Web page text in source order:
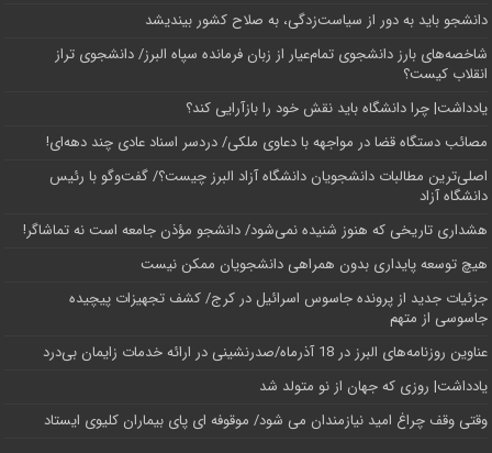
دانشجو باید به دور از سیاست‌زدگی، به صلاح کشور بیندیشد
شاخصه‌های بارز دانشجوی تمام‌عیار از زبان فرمانده سپاه البرز/ دانشجوی تراز
انقلاب کیست؟
یادداشت| چرا دانشگاه باید نقش خود را بازآرایی کند؟
مصائب دستگاه قضا در مواجهه با دعاوی ملکی/ دردسر اسناد عادی چند‌ دهه‌ای!
اصلی‌ترین مطالبات دانشجویان دانشگاه آزاد البرز چیست؟/ گفت‌وگو با رئیس
دانشگاه آز‌اد
هشداری تاریخی که هنوز شنیده نمی‌شود/ دانشجو مؤذن جامعه است نه تماشاگر!
هیچ توسعه پایداری بدون همراهی دانشجویان ممکن نیست
جزئیات جدید از پرونده جاسوس اسرائیل در کرج/‌ کشف تجهیزات پیچیده
جاسوسی از متهم
عناوین روزنامه‌های البرز در ‌18 آذرماه/صدرنشینی در ارائه خدمات زایمان بی‌درد
یادداشت| روزی که جهان از نو متولد شد
وقتی وقف چراغ امید نیازمندان می شود/ موقوفه ای پای بیماران کلیوی ایستاد